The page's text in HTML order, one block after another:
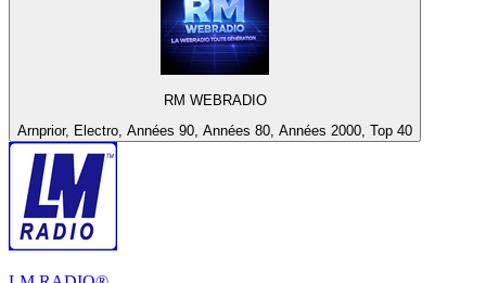
RM WEBRADIO
Arnprior, Electro, Années 90, Années 80, Années 2000, Top 40